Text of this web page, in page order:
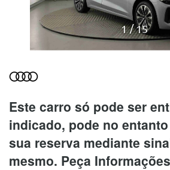
1 15
Este carro só pode ser
indicado, pode no
sua reserva mediante
mesmo. Peça